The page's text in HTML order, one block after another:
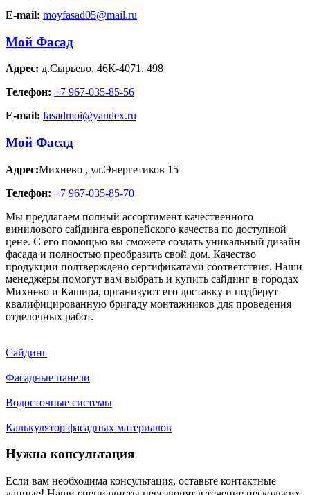
E-mail: moyfasad05@mail.ru
Мой Фасад
Адрес: д.Сырьево, 46К-4071, 498
Телефон: +7 967-035-85-56
E-mail: fasadmoi@yandex.ru
Мой Фасад
Адрес:Михнево , ул.Энергетиков 15
Телефон: +7 967-035-85-70
Мы предлагаем полный ассортимент качественного
винилового сайдинга европейского качества по доступной
цене. С его помощью вы сможете создать уникальный дизайн
фасада и полностью преобразить свой дом. Качество
продукции подтверждено сертификатами соответствия. Наши
менеджеры помогут вам выбрать и купить сайдинг в городах
Михнево и Кашира, организуют его доставку и подберут
квалифицированную бригаду монтажников для проведения
отделочных работ.
Сайдинг
Фасадные панели
Водосточные системы
Калькулятор фасадных материалов
Нужна консультация
Если вам необходима консультация, оставьте контактные